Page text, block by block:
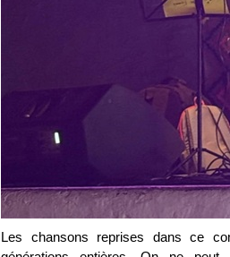
Les chansons reprises dans ce